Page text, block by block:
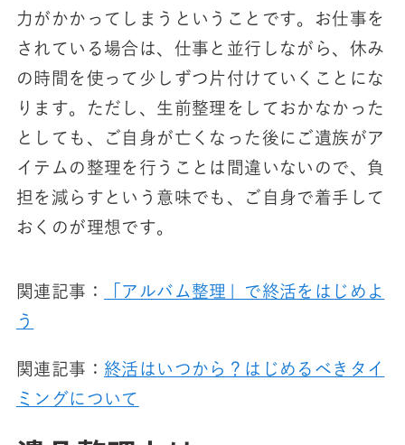
力がかかってしまうということです。お仕事を
されている場合は、仕事と並行しながら、休み
の時間を使って少しずつ片付けていくことにな
ります。ただし、生前整理をしておかなかった
としても、ご自身が亡くなった後にご遺族がア
イテムの整理を行うことは間違いないので、負
担を減らすという意味でも、ご自身で着手して
おくのが理想です。
関連記事：
「アルバム整理」で終活をはじめよ
う
関連記事： 終活はいつから？はじめるべきタイ
ミングについて